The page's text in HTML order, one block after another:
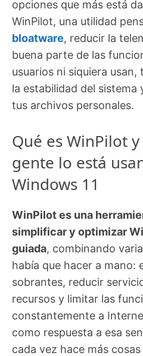
opciones que más está
WinPilot, una utilidad
bloatware, reducir la
buena parte de las
usuarios ni siquiera
la estabilidad del sistema
tus archivos personales.
Qué es WinPilot
gente lo está
Windows 11
WinPilot es una
simplificar y optimizar
guiada, combinando
había que hacer a mano:
sobrantes, reducir
recursos y limitar las
constantemente a
como respuesta a esa
cada vez hace más